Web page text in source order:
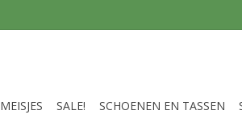
MEISJES SALE! SCHOENEN EN TASSEN